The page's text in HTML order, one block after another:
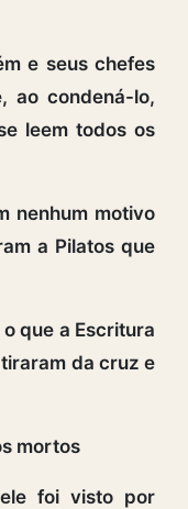
e seus chefes
ao condená-lo,
leem todos os
nenhum motivo
a Pilatos que
que a Escritura
da cruz e
mortos
foi visto por